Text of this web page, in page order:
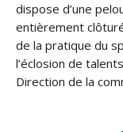
dispose d’une
entièrement
de la pratique du
l’éclosion de
Direction de la